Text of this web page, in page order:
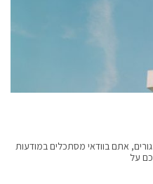
אתם בוודאי מסתכלים במודעות
על